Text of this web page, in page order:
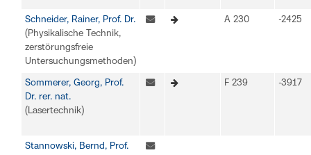
Schneider, Rainer, Prof. Dr.
(Physikalische Technik,
zerstörungsfreie
Untersuchungsmethoden)
A 230 -2425
Sommerer, Georg, Prof.
Dr. rer. nat.
(Lasertechnik)
F 239 -3917
Stannowski, Bernd, Prof.